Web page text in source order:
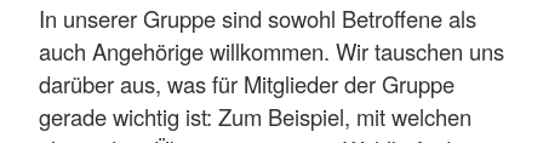
In unserer Gruppe sind sowohl Betroffene als
auch Angehörige willkommen. Wir tauschen uns
darüber aus, was für Mitglieder der Gruppe
gerade wichtig ist: Zum Beispiel, mit welchen